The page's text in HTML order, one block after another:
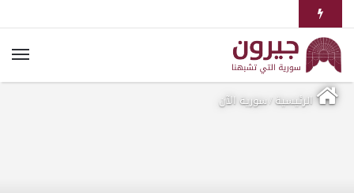
الرئيسية/سورية الآن